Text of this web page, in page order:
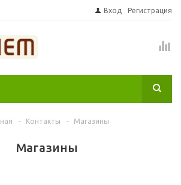
Вход Регистрация
- Контакты - Магазины
Магазины